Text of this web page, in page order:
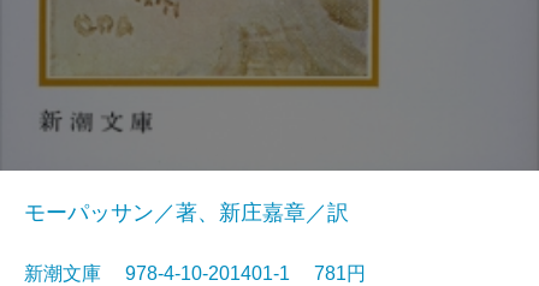
モーパッサン／著、新庄嘉章／訳
新潮文庫 978-4-10-201401-1 781円